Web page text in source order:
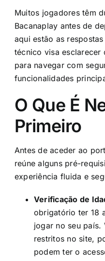
Muitos jogadores têm
Bacanaplay antes de
aqui estão as
técnico visa esclarecer
para navegar com
funcionalidades
O Que É
Primeiro
Antes de aceder ao
reúne alguns pré-
experiência fluida e
Verificação de
obrigatório ter 18
jogar no seu país.
restritos no site,
podem ter o